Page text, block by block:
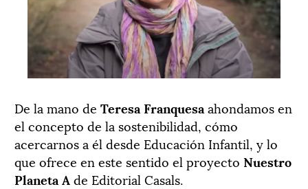
De la mano de Teresa Franquesa ahondamos en
el concepto de la sostenibilidad, cómo
acercarnos a él desde Educación Infantil, y lo
que ofrece en este sentido el proyecto Nuestro
Planeta A de Editorial Casals.